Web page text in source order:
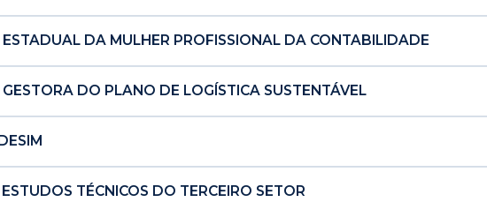
ESTADUAL DA MULHER PROFISSIONAL DA CONTABILIDADE
DO PLANO DE LOGÍSTICA SUSTENTÁVEL
TÉCNICOS DO TERCEIRO SETOR